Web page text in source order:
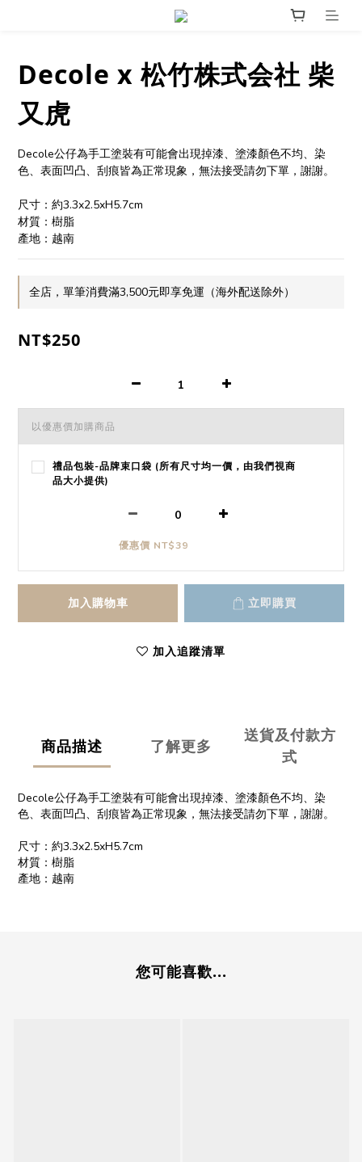
Decole x 松竹株式会社 柴
又虎
Decole公仔為手工塗裝有可能會出現掉漆、塗漆顏色不均、染
色、表面凹凸、刮痕皆為正常現象，無法接受請勿下單，謝謝。
尺寸：約3.3x2.5xH5.7cm
材質：樹脂
產地：越南
全店，單筆消費滿3,500元即享免運（海外配送除外）
NT$250
以優惠價加購商品
禮品包裝-品牌束口袋 (所有尺寸均一價，由我們視商
品大小提供)
優惠價 NT$39
加入購物車 立即購買
加入追蹤清單
商品描述 了解更多
送貨及付款方
式
Decole公仔為手工塗裝有可能會出現掉漆、塗漆顏色不均、染
色、表面凹凸、刮痕皆為正常現象，無法接受請勿下單，謝謝。
尺寸：約3.3x2.5xH5.7cm
材質：樹脂
產地：越南
您可能喜歡...